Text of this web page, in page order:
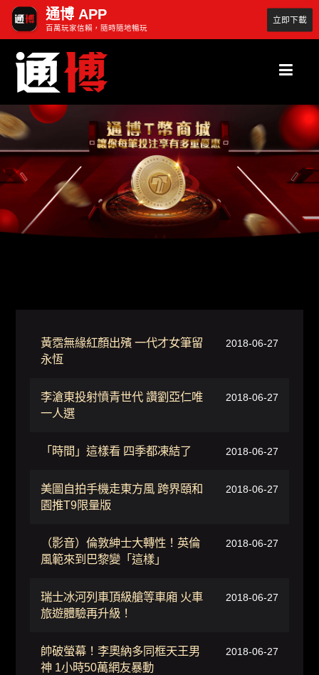
通博 APP
百萬玩家信賴，隨時隨地暢玩
立即下載
2018-06-27
黃霑無緣紅顏出殯 一代才女筆留
永恆
2018-06-27
李滄東投射憤青世代 讚劉亞仁唯
一人選
2018-06-27
「時間」這樣看 四季都凍結了
2018-06-27
美圖自拍手機走東方風 跨界頤和
園推T9限量版
2018-06-27
（影音）倫敦紳士大轉性！英倫
風範來到巴黎變「這樣」
2018-06-27
瑞士冰河列車頂級艙等車廂 火車
旅遊體驗再升級！
2018-06-27
帥破螢幕！李奧納多同框天王男
神 1小時50萬網友暴動